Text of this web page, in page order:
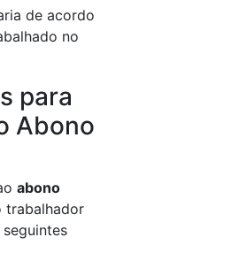
de acordo
no
para
Abono
abono
trabalhador